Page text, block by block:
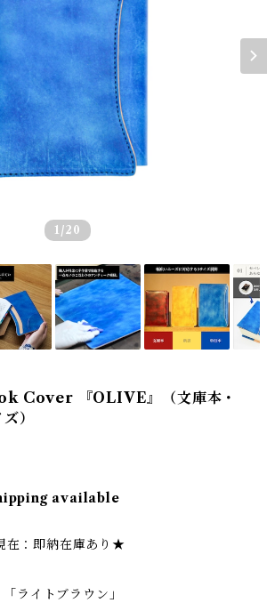
1 /20
Cover 『OLIVE』（文庫本・
）
available
：即納在庫あり★
ライトブラウン」